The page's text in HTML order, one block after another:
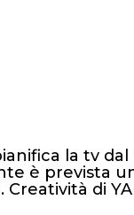
la tv dal
è prevista
Creatività di